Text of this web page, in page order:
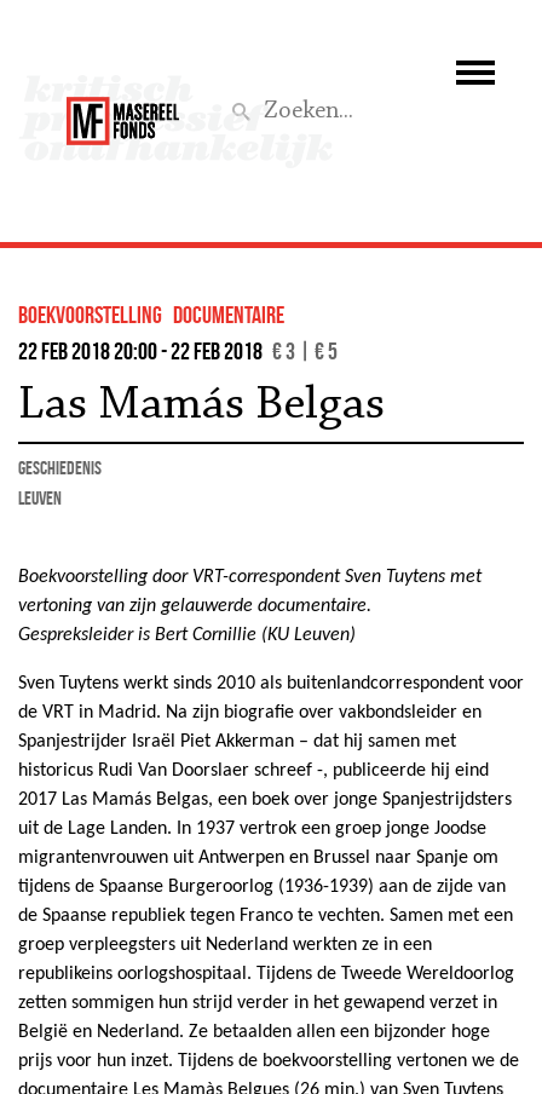
Wat we doen
Steun ons
Aktief
boekvoorstelling documentaire
22 feb 2018 20:00 - 22 feb 2018 € 3 | € 5
Las Mamás Belgas
geschiedenis
Leuven
Boekvoorstelling door VRT-correspondent Sven Tuytens met
vertoning van zijn gelauwerde documentaire.
Gespreksleider is Bert Cornillie (KU Leuven)
Sven Tuytens werkt sinds 2010 als buitenlandcorrespondent voor
de VRT in Madrid. Na zijn biografie over vakbondsleider en
Spanjestrijder Israël Piet Akkerman – dat hij samen met
historicus Rudi Van Doorslaer schreef -, publiceerde hij eind
2017 Las Mamás Belgas, een boek over jonge Spanjestrijdsters
uit de Lage Landen. In 1937 vertrok een groep jonge Joodse
migrantenvrouwen uit Antwerpen en Brussel naar Spanje om
tijdens de Spaanse Burgeroorlog (1936-1939) aan de zijde van
de Spaanse republiek tegen Franco te vechten. Samen met een
groep verpleegsters uit Nederland werkten ze in een
republikeins oorlogshospitaal. Tijdens de Tweede Wereldoorlog
zetten sommigen hun strijd verder in het gewapend verzet in
België en Nederland. Ze betaalden allen een bijzonder hoge
prijs voor hun inzet. Tijdens de boekvoorstelling vertonen we de